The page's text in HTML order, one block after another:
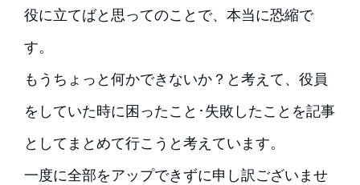
役に立てばと思ってのことで、本当に恐縮で
す。
もうちょっと何かできないか？と考えて、役員
をしていた時に困ったこと･失敗したことを記事
としてまとめて行こうと考えています。
一度に全部をアップできずに申し訳ございませ